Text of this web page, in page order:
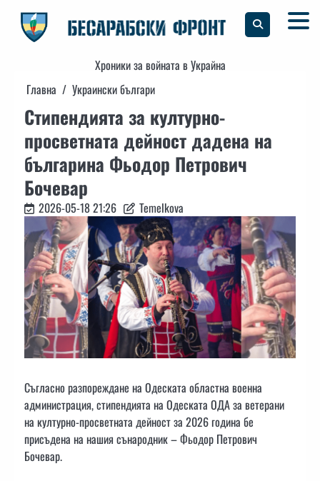
content
Хроники за войната в Украйна
Главна
Украински българи
Стипендията за културно-
просветната дейност дадена на
българина Фьодор Петрович
Бочевар
2026-05-18 21:26 Temelkova
Съгласно разпореждане на Одеската областна военна
администрация, стипендията на Одеската ОДА за ветерани
на културно-просветната дейност за 2026 година бе
присъдена на нашия сънародник – Фьодор Петрович
Бочевар.